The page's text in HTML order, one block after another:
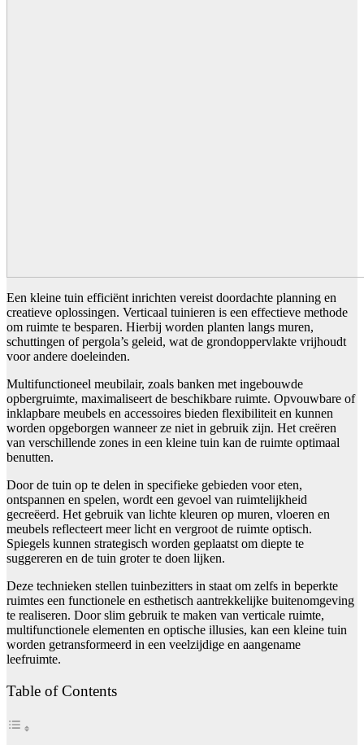
Een kleine tuin efficiënt inrichten vereist doordachte planning en
creatieve oplossingen. Verticaal tuinieren is een effectieve methode
om ruimte te besparen. Hierbij worden planten langs muren,
schuttingen of pergola’s geleid, wat de grondoppervlakte vrijhoudt
voor andere doeleinden.
Multifunctioneel meubilair, zoals banken met ingebouwde
opbergruimte, maximaliseert de beschikbare ruimte. Opvouwbare of
inklapbare meubels en accessoires bieden flexibiliteit en kunnen
worden opgeborgen wanneer ze niet in gebruik zijn. Het creëren
van verschillende zones in een kleine tuin kan de ruimte optimaal
benutten.
Door de tuin op te delen in specifieke gebieden voor eten,
ontspannen en spelen, wordt een gevoel van ruimtelijkheid
gecreëerd. Het gebruik van lichte kleuren op muren, vloeren en
meubels reflecteert meer licht en vergroot de ruimte optisch.
Spiegels kunnen strategisch worden geplaatst om diepte te
suggereren en de tuin groter te doen lijken.
Deze technieken stellen tuinbezitters in staat om zelfs in beperkte
ruimtes een functionele en esthetisch aantrekkelijke buitenomgeving
te realiseren. Door slim gebruik te maken van verticale ruimte,
multifunctionele elementen en optische illusies, kan een kleine tuin
worden getransformeerd in een veelzijdige en aangename
leefruimte.
Table of Contents